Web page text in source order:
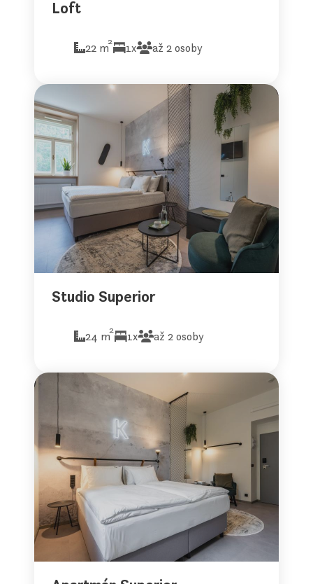
Loft
22 m2 1x až 2 osoby
Studio Superior
24 m2 1x až 2 osoby